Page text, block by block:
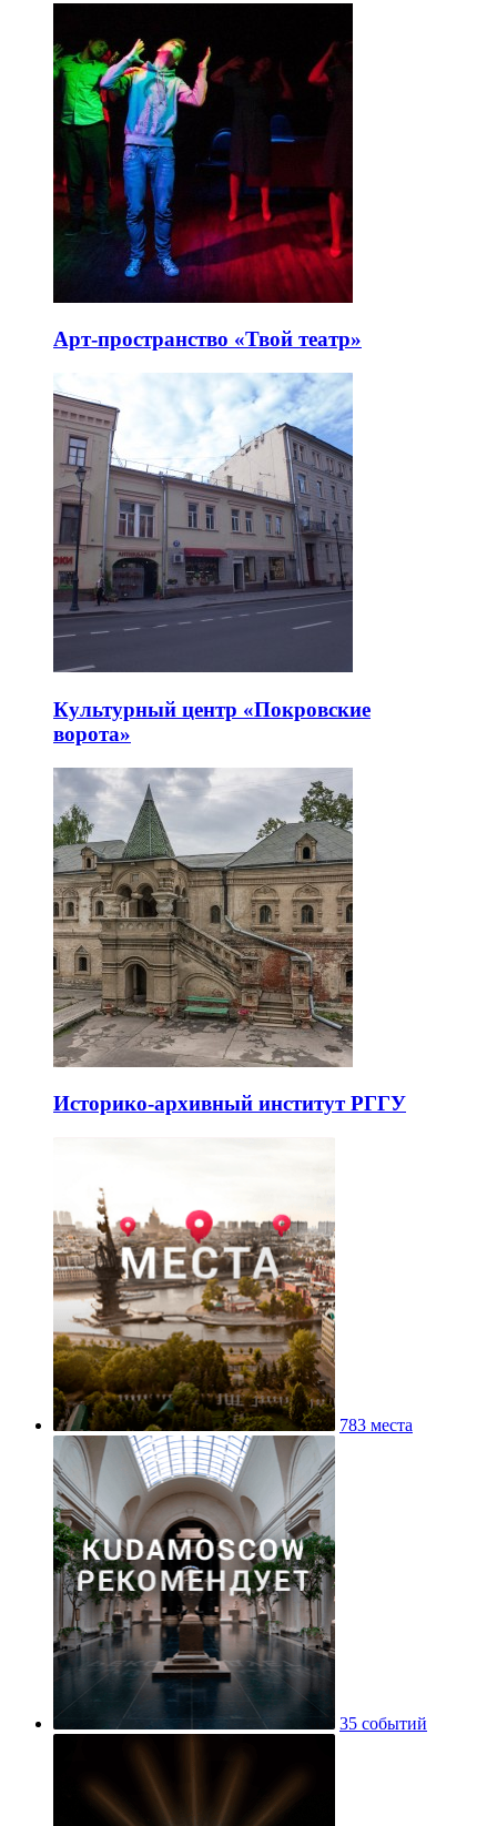
Арт-пространство «Твой театр»
Культурный центр «Покровские
ворота»
Историко-архивный институт РГГУ
783 места
35 событий